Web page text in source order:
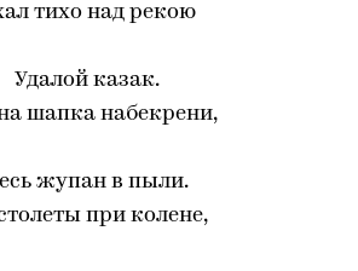
тихо над рекою
Удалой казак.
шапка набекрени,
жупан в пыли.
при колене,